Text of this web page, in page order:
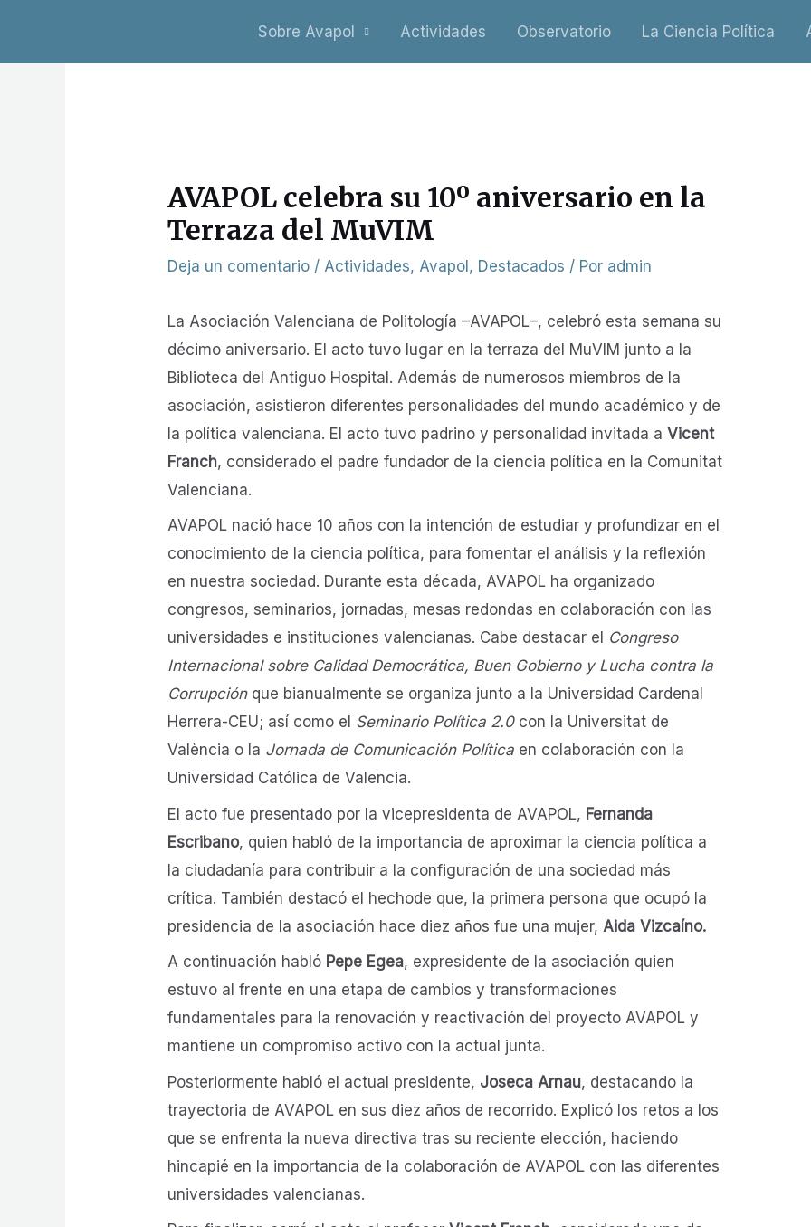
contenido
Sobre Avapol Actividades Observatorio La Ciencia Política
AVAPOL celebra su 10º aniversario en la
Terraza del MuVIM
Deja un comentario / Actividades, Avapol, Destacados / Por admin
La Asociación Valenciana de Politología –AVAPOL–, celebró esta semana su
décimo aniversario. El acto tuvo lugar en la terraza del MuVIM junto a la
Biblioteca del Antiguo Hospital. Además de numerosos miembros de la
asociación, asistieron diferentes personalidades del mundo académico y de
la política valenciana. El acto tuvo padrino y personalidad invitada aVicent
Franch, considerado el padre fundador de la ciencia política en la Comunitat
Valenciana.
AVAPOL nació hace 10 años con la intención de estudiar y profundizar en el
conocimiento de la ciencia política, para fomentar el análisis y la reflexión
en nuestra sociedad. Durante esta década, AVAPOL ha organizado
congresos, seminarios, jornadas, mesas redondas en colaboración con las
universidades e instituciones valencianas. Cabe destacar el Congreso
Internacional sobre Calidad Democrática, Buen Gobierno y Lucha contra la
Corrupciónque bianualmente se organiza junto a la Universidad Cardenal
Herrera-CEU; así como el Seminario Política 2.0con la Universitat de
València o la Jornada de Comunicación Política en colaboración con la
Universidad Católica de Valencia.
El acto fue presentado por la vicepresidenta de AVAPOL, Fernanda
Escribano, quien habló de la importancia de aproximar la ciencia política a
la ciudadanía para contribuir a la configuración de una sociedad más
crítica. También destacó el hechode que, la primera persona que ocupó la
presidencia de la asociación hace diez años fue una mujer, Aida Vizcaíno.
A continuación habló Pepe Egea, expresidente de la asociación quien
estuvo al frente en una etapa de cambios y transformaciones
fundamentales para la renovación y reactivación del proyecto AVAPOL y
mantiene un compromiso activo con la actual junta.
Posteriormente habló el actual presidente, Joseca Arnau, destacando la
trayectoria de AVAPOL en sus diez años de recorrido. Explicó los retos a los
que se enfrenta la nueva directiva tras su reciente elección, haciendo
hincapié en la importancia de la colaboración de AVAPOL con las diferentes
universidades valencianas.